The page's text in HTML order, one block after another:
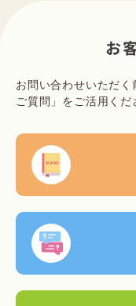
お
お問い合わせいただ
ご質問」をご活用くだ